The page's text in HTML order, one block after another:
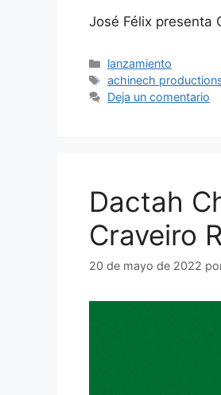
José Félix presenta
lanzamiento
achinech
Deja un comentario
Dactah
Craveiro
20 de mayo de 2022